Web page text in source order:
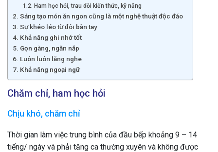
Ham học hỏi, trau dồi kiến thức, kỹ năng
Sáng tạo món ăn ngon cũng là một nghệ thuật độc đáo
Sự khéo léo từ đôi bàn tay
Khả năng ghi nhớ tốt
Gọn gàng, ngăn nắp
Luôn luôn lắng nghe
Khả năng ngoại ngữ
Chăm chỉ, ham học hỏi
Chịu khó, chăm chỉ
Thời gian làm việc trung bình của đầu bếp khoảng 9 – 14
tiếng/ ngày và phải tăng ca thường xuyên và không được